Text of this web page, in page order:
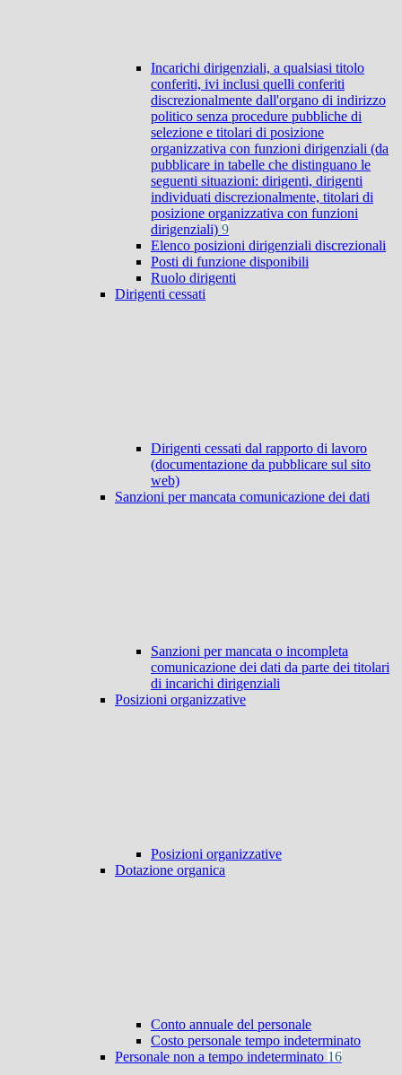
Incarichi dirigenziali, a qualsiasi titolo
conferiti, ivi inclusi quelli conferiti
discrezionalmente dall'organo di indirizzo
politico senza procedure pubbliche di
selezione e titolari di posizione
organizzativa con funzioni dirigenziali (da
pubblicare in tabelle che distinguano le
seguenti situazioni: dirigenti, dirigenti
individuati discrezionalmente, titolari di
posizione organizzativa con funzioni
dirigenziali) 9
Elenco posizioni dirigenziali discrezionali
Posti di funzione disponibili
Ruolo dirigenti
Dirigenti cessati
Dirigenti cessati dal rapporto di lavoro
(documentazione da pubblicare sul sito
web)
Sanzioni per mancata comunicazione dei dati
Sanzioni per mancata o incompleta
comunicazione dei dati da parte dei titolari
di incarichi dirigenziali
Posizioni organizzative
Posizioni organizzative
Dotazione organica
Conto annuale del personale
Costo personale tempo indeterminato
Personale non a tempo indeterminato 16